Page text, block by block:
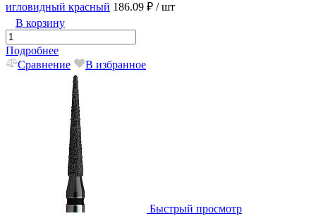
игловидный красный 186.09 ₽ / шт
В корзину
Подробнее
Сравнение
В избранное
Быстрый просмотр